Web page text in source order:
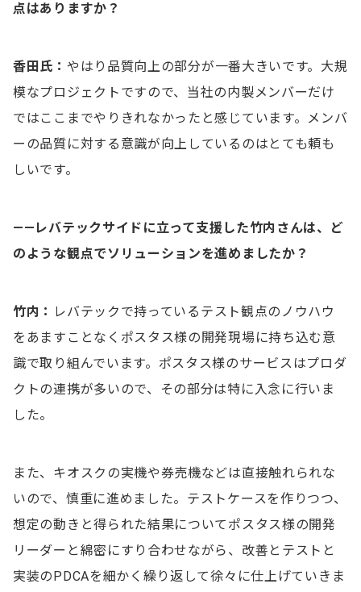
点はありますか？
香田氏： やはり品質向上の部分が一番大きいです。大規
模なプロジェクトですので、当社の内製メンバーだけ
ではここまでやりきれなかったと感じています。メンバ
ーの品質に対する意識が向上しているのはとても頼も
しいです。
——レバテックサイドに立って支援した竹内さんは、ど
のような観点でソリューションを進めましたか？
竹内： レバテックで持っているテスト観点のノウハウ
をあますことなくポスタス様の開発現場に持ち込む意
識で取り組んでいます。ポスタス様のサービスはプロダ
クトの連携が多いので、その部分は特に入念に行いま
した。
また、キオスクの実機や券売機などは直接触れられな
いので、慎重に進めました。テストケースを作りつつ、
想定の動きと得られた結果についてポスタス様の開発
リーダーと綿密にすり合わせながら、改善とテストと
実装のPDCAを細かく繰り返して徐々に仕上げていきま